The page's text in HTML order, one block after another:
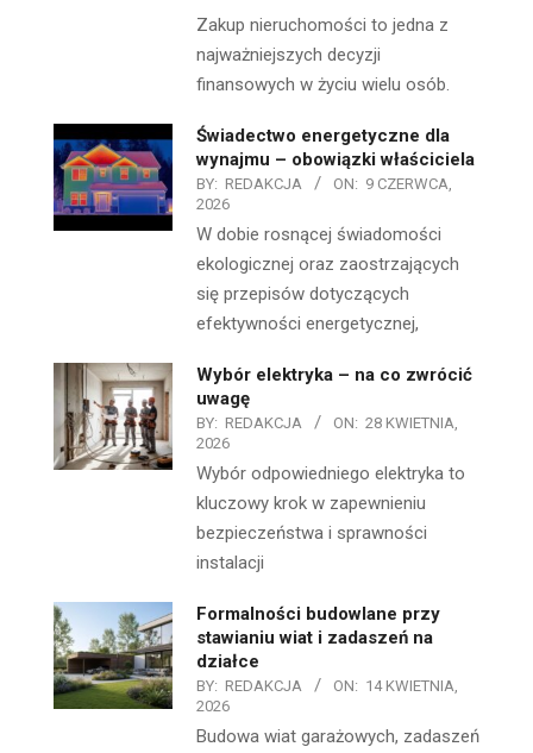
Zakup nieruchomości to jedna z
najważniejszych decyzji
finansowych w życiu wielu osób.
Świadectwo energetyczne dla
wynajmu – obowiązki właściciela
BY: REDAKCJA ON: 9 CZERWCA,
2026
W dobie rosnącej świadomości
ekologicznej oraz zaostrzających
się przepisów dotyczących
efektywności energetycznej,
Wybór elektryka – na co zwrócić
uwagę
BY: REDAKCJA ON: 28 KWIETNIA,
2026
Wybór odpowiedniego elektryka to
kluczowy krok w zapewnieniu
bezpieczeństwa i sprawności
instalacji
Formalności budowlane przy
stawianiu wiat i zadaszeń na
działce
BY: REDAKCJA ON: 14 KWIETNIA,
2026
Budowa wiat garażowych, zadaszeń